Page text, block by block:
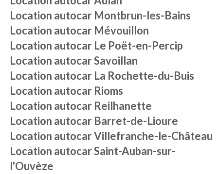
Location autocar Montbrun-les-Bains
Location autocar Mévouillon
Location autocar Le Poët-en-Percip
Location autocarSavoillan
Location autocar La Rochette-du-Buis
Location autocar Rioms
Location autocar Reilhanette
Location autocar Barret-de-Lioure
Location autocarVillefranche-le-Château
Location autocarSaint-Auban-sur-
l'Ouvèze